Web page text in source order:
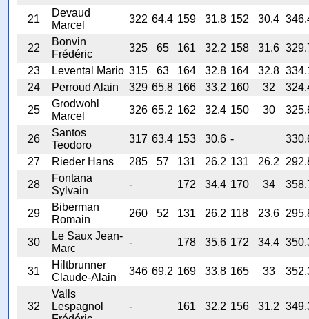
21
Devaud
Marcel
322 64.4 159 31.8 152 30.4
22
Bonvin
Frédéric
325 65 161 32.2 158 31.6
23
Levental Mario 315 63 164 32.8 164 32.8
24
Perroud Alain 329 65.8 166 33.2 160 32
25
Grodwohl
Marcel
326 65.2 162 32.4 150 30
26
Santos
Teodoro
317 63.4 153 30.6 -
27
Rieder Hans 285 57 131 26.2 131 26.2
28
Fontana
Sylvain
- 172 34.4 170 34
29
Biberman
Romain
260 52 131 26.2 118 23.6
30
Le Saux Jean-
Marc
- 178 35.6 172 34.4
31
Hiltbrunner
Claude-Alain
346 69.2 169 33.8 165 33
32
Valls
Lespagnol
- 161 32.2 156 31.2